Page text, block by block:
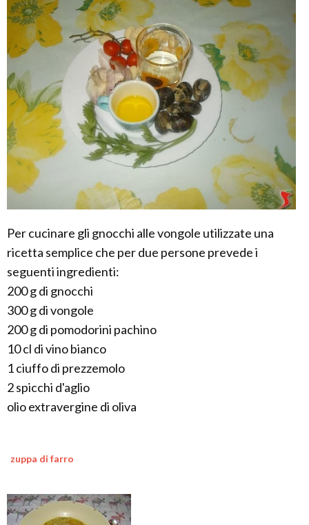
Per cucinare gli gnocchi alle vongole utilizzate una
ricetta semplice che per due persone prevede i
seguenti ingredienti:
200 g di gnocchi
300 g di vongole
200 g di pomodorini pachino
10 cl di vino bianco
1 ciuffo di prezzemolo
2 spicchi d'aglio
olio extravergine di oliva
zuppa di farro